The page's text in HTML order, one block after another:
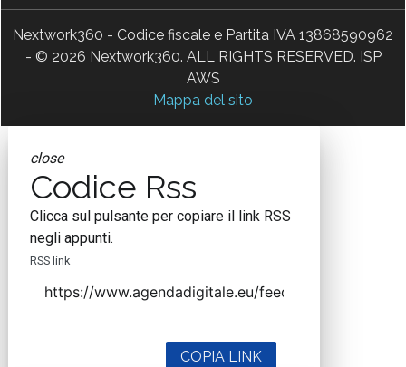
Nextwork360 - Codice fiscale e Partita IVA 13868590962
- © 2026 Nextwork360. ALL RIGHTS RESERVED. ISP
AWS
Mappa del sito
close
Codice Rss
Clicca sul pulsante per copiare il link RSS
negli appunti.
RSS link
COPIA LINK